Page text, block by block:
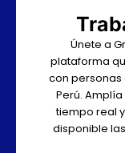
Únete a
plataforma
con personas
Perú.
tiempo real
disponible